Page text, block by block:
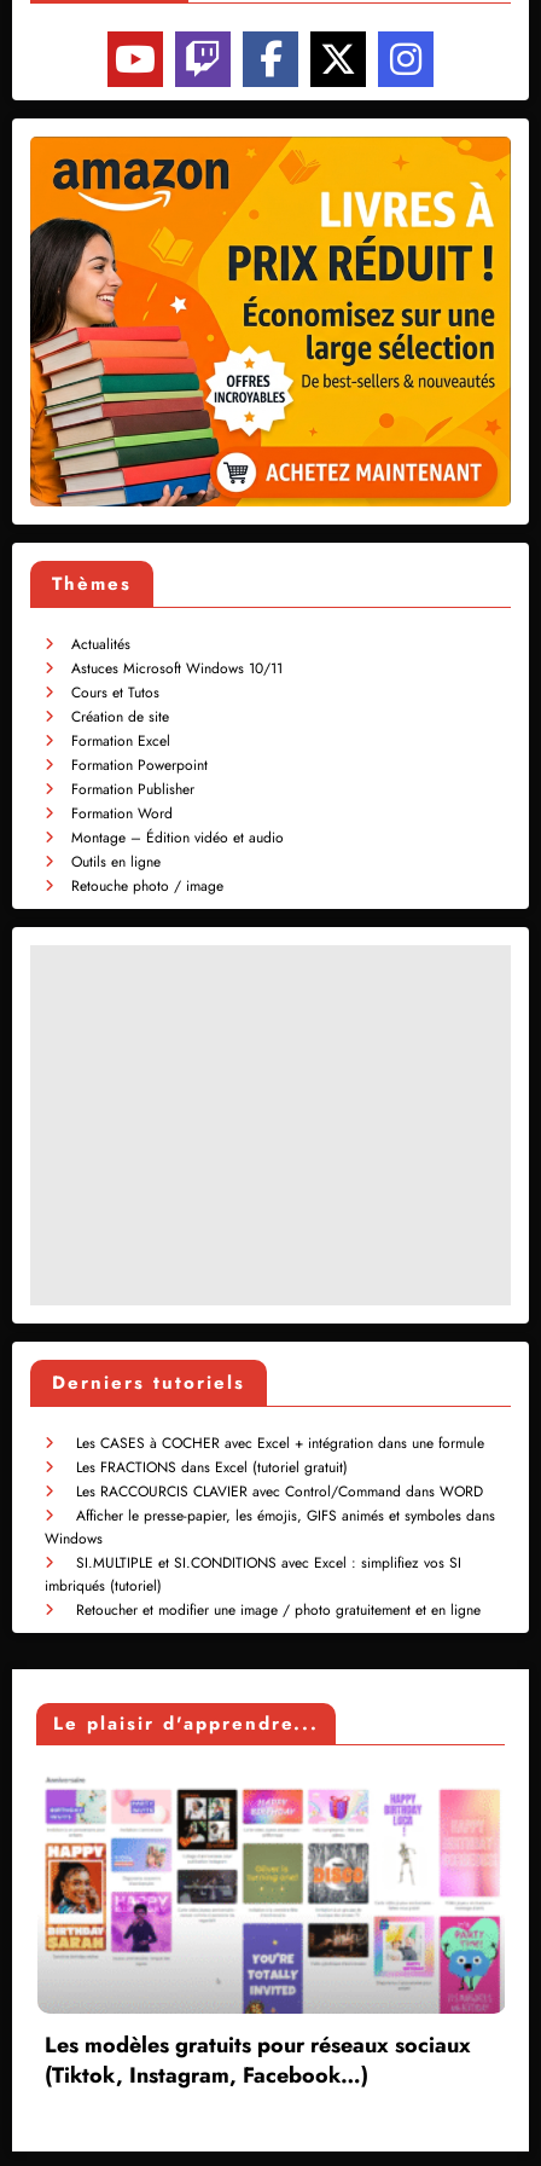
Thèmes
Actualités
Astuces Microsoft Windows 10/11
Cours et Tutos
Création de site
Formation Excel
Formation Powerpoint
Formation Publisher
Formation Word
Montage – Édition vidéo et audio
Outils en ligne
Retouche photo / image
Derniers tutoriels
Les CASES à COCHER avec Excel + intégration dans une formule
Les FRACTIONS dans Excel (tutoriel gratuit)
Les RACCOURCIS CLAVIER avec Control/Command dans WORD
Afficher le presse-papier, les émojis, GIFS animés et symboles dans
Windows
SI.MULTIPLE et SI.CONDITIONS avec Excel : simplifiez vos SI
imbriqués (tutoriel)
Retoucher et modifier une image / photo gratuitement et en ligne
Le plaisir d'apprendre...
gratuits pour réseaux sociaux
Instagram, Facebook…)